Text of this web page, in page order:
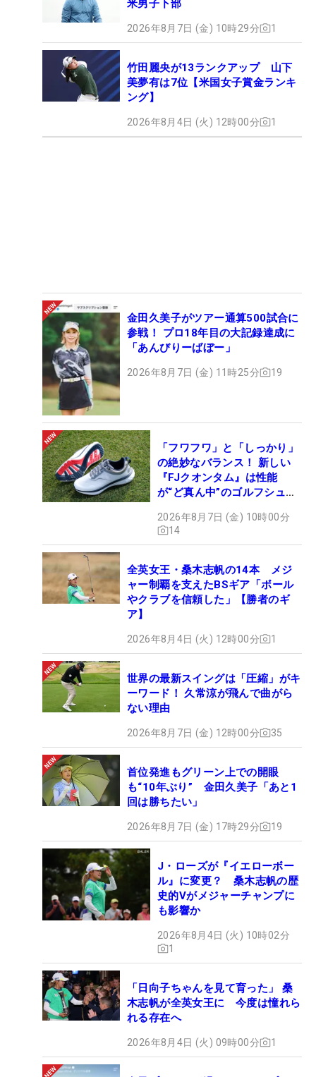
米男子下部
2026年8月7日 (金) 10時29分 1
竹田麗央が13ランクアップ 山下
美夢有は7位【米国女子賞金ランキ
ング】
2026年8月4日 (火) 12時00分 1
金田久美子がツアー通算500試合に
参戦！ プロ18年目の大記録達成に
「あんびりーばぼー」
2026年8月7日 (金) 11時25分 19
「フワフワ」と「しっかり」
の絶妙なバランス！ 新しい
『FJクオンタム』は性能
が“ど真ん中”のゴルフシュー
2026年8月7日 (金) 10時00分
14
全英女王・桑木志帆の14本 メジ
ャー制覇を支えたBSギア「ボール
やクラブを信頼した」【勝者のギ
ア】
2026年8月4日 (火) 12時00分 1
世界の最新スイングは「圧縮」がキ
ーワード！ 久常涼が飛んで曲がら
ない理由
2026年8月7日 (金) 12時00分 35
首位発進もグリーン上での開眼
も“10年ぶり” 金田久美子「あと1
回は勝ちたい」
2026年8月7日 (金) 17時29分 19
J・ローズが『イエローボー
ル』に変更？ 桑木志帆の歴
史的Vがメジャーチャンプに
も影響か
2026年8月4日 (火) 10時02分
1
「日向子ちゃんを見て育った」 桑
木志帆が全英女王に 今度は憧れら
れる存在へ
2026年8月4日 (火) 09時00分 1